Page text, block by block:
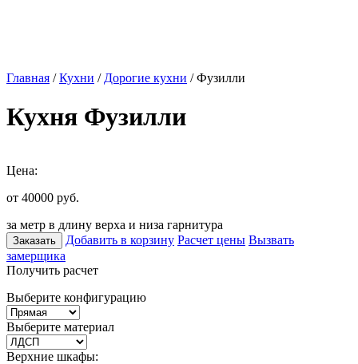
Главная /Кухни / Дорогие кухни / Фузилли
Кухня Фузилли
Цена:
от 40000 руб.
за метр в длину верха и низа гарнитура
Заказать Добавить в корзину Расчет цены Вызвать
замерщика
Получить расчет
Выберите конфигурацию
Выберите материал
Верхние шкафы: